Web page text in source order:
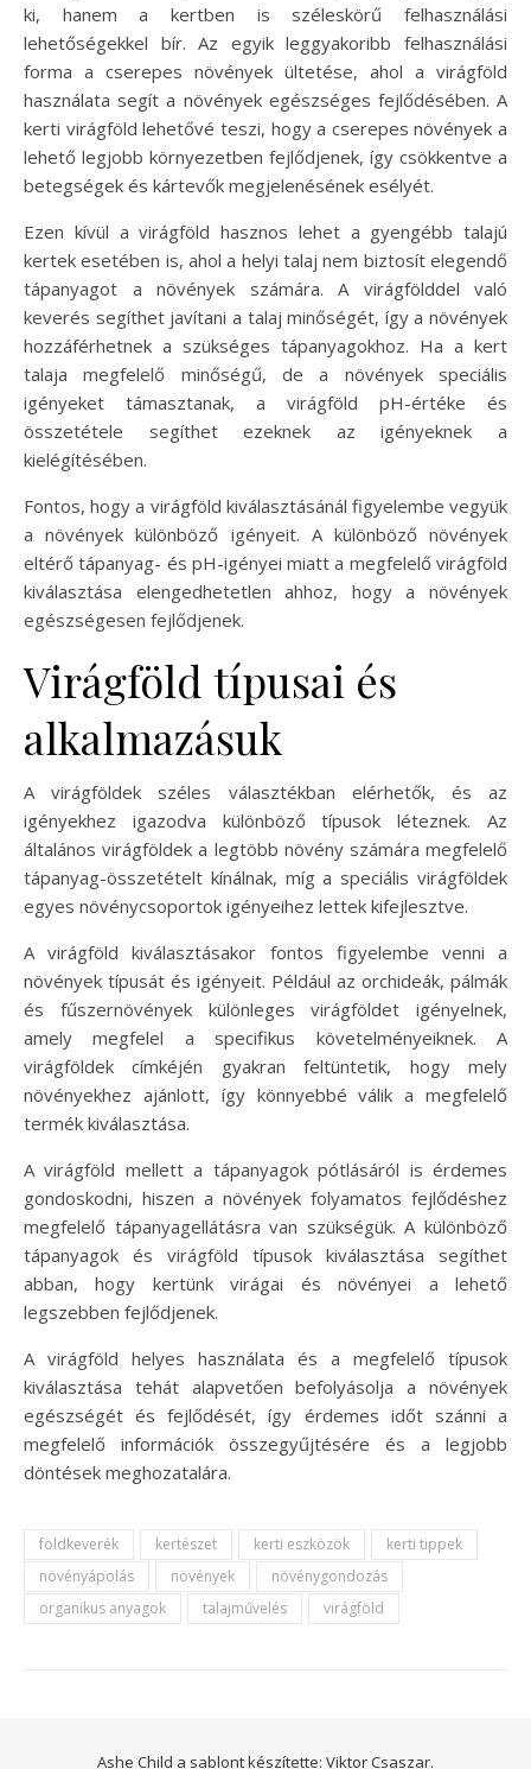
ki, hanem a kertben is széleskörű felhasználási
lehetőségekkel bír. Az egyik leggyakoribb felhasználási
forma a cserepes növények ültetése, ahol a virágföld
használata segít a növények egészséges fejlődésében. A
kerti virágföld lehetővé teszi, hogy a cserepes növények a
lehető legjobb környezetben fejlődjenek, így csökkentve a
betegségek és kártevők megjelenésének esélyét.
Ezen kívül a virágföld hasznos lehet a gyengébb talajú
kertek esetében is, ahol a helyi talaj nem biztosít elegendő
tápanyagot a növények számára. A virágfölddel való
keverés segíthet javítani a talaj minőségét, így a növények
hozzáférhetnek a szükséges tápanyagokhoz. Ha a kert
talaja megfelelő minőségű, de a növények speciális
igényeket támasztanak, a virágföld pH-értéke és
összetétele segíthet ezeknek az igényeknek a
kielégítésében.
Fontos, hogy a virágföld kiválasztásánál figyelembe vegyük
a növények különböző igényeit. A különböző növények
eltérő tápanyag- és pH-igényei miatt a megfelelő virágföld
kiválasztása elengedhetetlen ahhoz, hogy a növények
egészségesen fejlődjenek.
Virágföld típusai és
alkalmazásuk
A virágföldek széles választékban elérhetők, és az
igényekhez igazodva különböző típusok léteznek. Az
általános virágföldek a legtöbb növény számára megfelelő
tápanyag-összetételt kínálnak, míg a speciális virágföldek
egyes növénycsoportok igényeihez lettek kifejlesztve.
A virágföld kiválasztásakor fontos figyelembe venni a
növények típusát és igényeit. Például az orchideák, pálmák
és fűszernövények különleges virágföldet igényelnek,
amely megfelel a specifikus követelményeiknek. A
virágföldek címkéjén gyakran feltüntetik, hogy mely
növényekhez ajánlott, így könnyebbé válik a megfelelő
termék kiválasztása.
A virágföld mellett a tápanyagok pótlásáról is érdemes
gondoskodni, hiszen a növények folyamatos fejlődéshez
megfelelő tápanyagellátásra van szükségük. A különböző
tápanyagok és virágföld típusok kiválasztása segíthet
abban, hogy kertünk virágai és növényei a lehető
legszebben fejlődjenek.
A virágföld helyes használata és a megfelelő típusok
kiválasztása tehát alapvetően befolyásolja a növények
egészségét és fejlődését, így érdemes időt szánni a
megfelelő információk összegyűjtésére és a legjobb
döntések meghozatalára.
földkeverék kertészet kerti eszközök
kerti tippek
növényápolás
növények
növénygondozás
organikus anyagok
talajművelés virágföld
Ashe Child a sablont készítette: Viktor Csaszar.